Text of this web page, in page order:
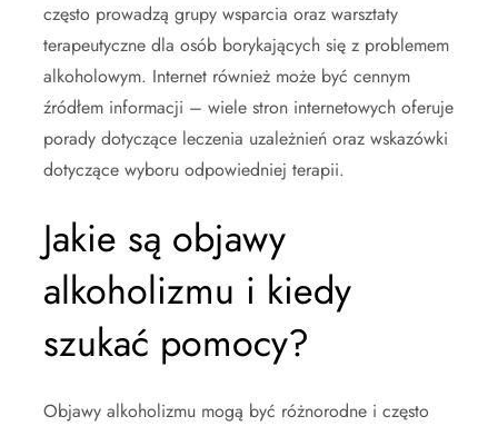
często prowadzą grupy wsparcia oraz warsztaty
terapeutyczne dla osób borykających się z problemem
alkoholowym. Internet również może być cennym
źródłem informacji – wiele stron internetowych oferuje
porady dotyczące leczenia uzależnień oraz wskazówki
dotyczące wyboru odpowiedniej terapii.
Jakie są objawy
alkoholizmu i kiedy
szukać pomocy?
Objawy alkoholizmu mogą być różnorodne i często